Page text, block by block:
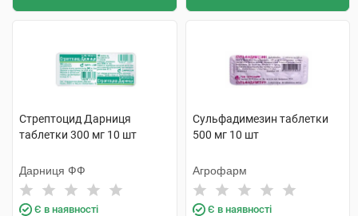
Стрептоцид Дарниця
таблетки 300 мг 10 шт
Дарниця ФФ
Є в наявності
Сульфадимезин таблетки
500 мг 10 шт
Агрофарм
Є в наявності